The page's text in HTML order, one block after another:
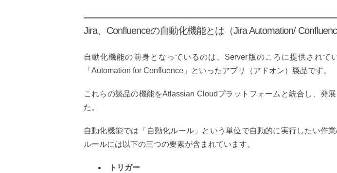
Jira、Confluenceの自動化機能とは（Jira Automation/
自動化機能の前身となっているのは、Server版のころに提供されて
「Automation for Confluence」といったアプリ（アドオン）製品です。
これらの製品の機能をAtlassian Cloudプラットフォームと統合し、発
た。
自動化機能では「自動化ルール」という単位で自動的に実行したい作
ルールには以下の三つの要素が含まれています。
トリガー